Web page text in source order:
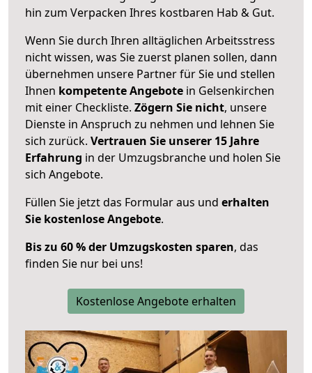
hin zum Verpacken Ihres kostbaren Hab & Gut.
Wenn Sie durch Ihren alltäglichen Arbeitsstress
nicht wissen, was Sie zuerst planen sollen, dann
übernehmen unsere Partner für Sie und stellen
Ihnen kompetente Angebote in Gelsenkirchen
mit einer Checkliste. Zögern Sie nicht, unsere
Dienste in Anspruch zu nehmen und lehnen Sie
sich zurück. Vertrauen Sie unserer 15 Jahre
Erfahrung in der Umzugsbranche und holen Sie
sich Angebote.
Füllen Sie jetzt das Formular aus und erhalten
Sie kostenlose Angebote.
Bis zu 60 % der Umzugskosten sparen, das
finden Sie nur bei uns!
Kostenlose Angebote erhalten